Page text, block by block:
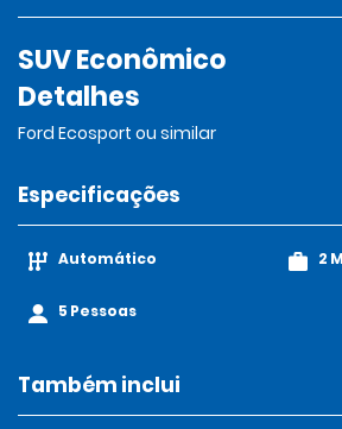
SUV Econômico
Detalhes
Ford Ecosport ou similar
Especificações
Automático
5 Pessoas
2
Também inclui